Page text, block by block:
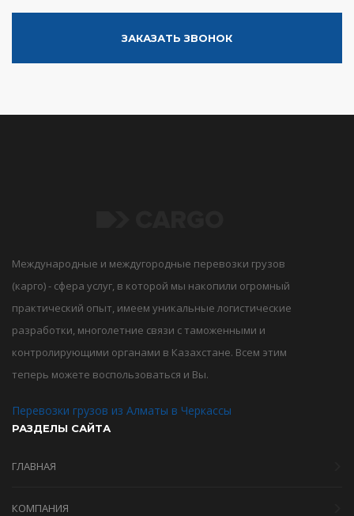
ЗАКАЗАТЬ ЗВОНОК
Международные и междугородные перевозки грузов
(карго) - сфера услуг, в которой мы накопили огромный
практический опыт, имеем уникальные логистические
разработки, многолетние связи с таможенными и
контролирующими органами в Казахстане. Всем этим
теперь можете воспользоваться и Вы.
Перевозки грузов из Алматы в Черкассы
РАЗДЕЛЫ САЙТА
ГЛАВНАЯ
КОМПАНИЯ